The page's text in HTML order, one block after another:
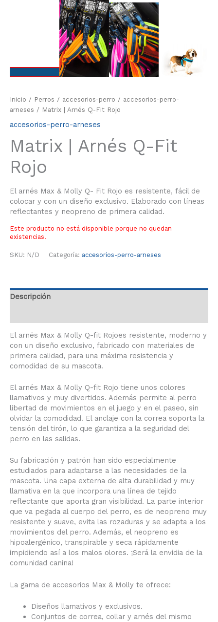
Inicio / Perros / accesorios-perro / accesorios-perro-
arneses / Matrix | Arnés Q-Fit Rojo
accesorios-perro-arneses
Matrix | Arnés Q-Fit
Rojo
El arnés Max & Molly Q- Fit Rojo es resistente, fácil de
colocar y con un diseño exclusivo. Elaborado con líneas
reflectantes y neopreno de primera calidad.
Este producto no está disponible porque no quedan
existencias.
SKU: N/D Categoría: accesorios-perro-arneses
Descripción
El arnés Max & Molly Q-fit Rojoes resistente, moderno y
con un diseño exclusivo, fabricado con materiales de
primera calidad, para una máxima resistencia y
comodidad de su mascota.
El arnés Max & Molly Q-fit Rojo tiene unos colores
llamativos y muy divertidos. Además permite al perro
libertad de movimientos en el juego y en el paseo, sin
olvidar la comodidad. El anclaje con la correa soporta la
tensión del tirón, lo que garantiza a la seguridad del
perro en las salidas.
Su fabricación y patrón han sido especialmente
estudiados para adaptarse a las necesidades de la
mascota. Una capa externa de alta durabilidad y muy
llamativa en la que incorpora una línea de tejido
reflectante que aporta gran visibilidad. La parte interior
que va pegada al cuerpo del perro, es de neopreno muy
resistente y suave, evita las rozaduras y se adapta a los
movimientos del perro. Además, el neopreno es
hipoalergénico, transpirable y seca rápidamente
impidiendo así a los malos olores. ¡Será la envidia de la
comunidad canina!
La gama de accesorios Max & Molly te ofrece:
Diseños llamativos y exclusivos.
Conjuntos de correa, collar y arnés del mismo